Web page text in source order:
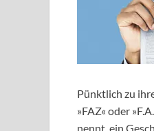
Pünktlich zu
»FAZ« oder
nennt, ein